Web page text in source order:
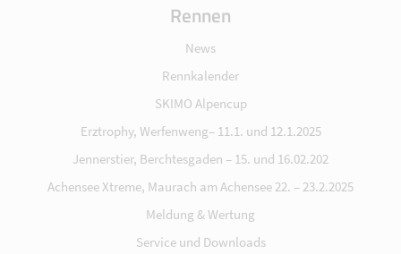
Rennen
News
Rennkalender
SKIMO Alpencup
Erztrophy, Werfenweng– 11.1. und 12.1.2025
Jennerstier, Berchtesgaden – 15. und 16.02.202
Achensee Xtreme, Maurach am Achensee 22. – 23.2.2025
Meldung & Wertung
Service und Downloads